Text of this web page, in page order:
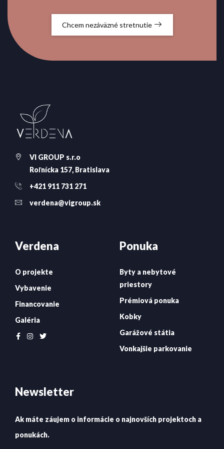
Chcem nezáväzné stretnutie
VI GROUP s.r.o
Roľnícka 157, Bratislava
+421 911 731 271
verdena@vigroup.sk
Verdena
O projekte
Vybavenie
Financovanie
Galéria
Ponuka
Byty a nebytové
priestory
Prémiová ponuka
Kobky
Garážové státia
Vonkajšie parkovanie
Newsletter
Ak máte záujem o informácie o najnovších projektoch a
ponukách.